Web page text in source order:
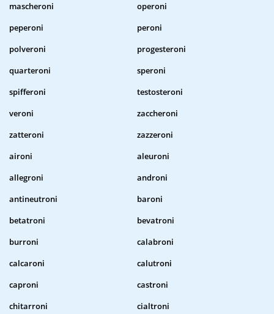
mascheroni
operoni
peperoni
peroni
polveroni
progesteroni
quarteroni
speroni
spifferoni
testosteroni
veroni
zaccheroni
zatteroni
zazzeroni
aironi
aleuroni
allegroni
androni
antineutroni
baroni
betatroni
bevatroni
burroni
calabroni
calcaroni
calutroni
caproni
castroni
chitarroni
cialtroni